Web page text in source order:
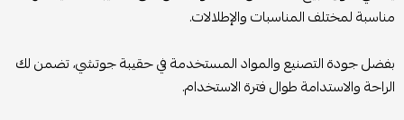
مناسبة لمختلف المناسبات والإطلالات.
بفضل جودة التصنيع والمواد المستخدمة في حقيبة جوتشي، تضمن لك
الراحة والاستدامة طوال فترة الاستخدام.